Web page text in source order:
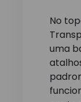
No
uma